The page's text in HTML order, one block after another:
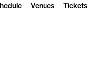
Venues Tickets